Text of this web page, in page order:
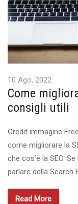
10 Ago, 2022
Come
consigli utili
Credit immagine
come migliorare la
che cos’è la SEO.
parlare della Search
Read More